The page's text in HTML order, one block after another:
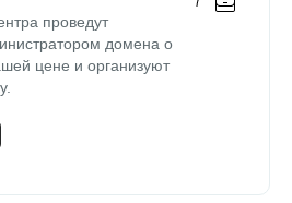
проведут
домена о
цене и организуют